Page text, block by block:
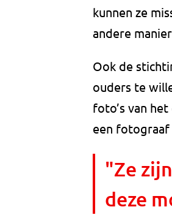
kunnen ze
andere
Ook de
ouders te
foto’s van
een fotograaf
"Ze
deze